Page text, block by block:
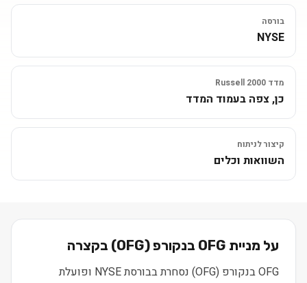
בורסה
NYSE
מדד Russell 2000
כן, צפה בעמוד המדד
קיצור לניתוח
השוואות וכלים
על מניית OFG בנקורפ (
OFG) בקצרה
OFG בנקורפ (OFG) נסחרת בבורסת NYSE ופועלת